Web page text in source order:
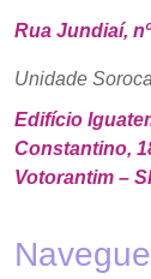
Rua Jundiaí,
Unidade
Edifício
Constantino,
Votorantim –